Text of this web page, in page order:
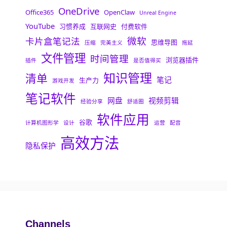
Office365 OneDrive OpenClaw Unreal Engine
YouTube 习惯养成 互联网史 付费软件
卡片盒笔记法 压缩 完美主义 微软 思维导图 拖延
插件 文件管理 时间管理 是否值得买 浏览器插件
清单 游戏开发 生产力 知识管理 笔记
笔记软件 经验分享 网盘 舒适圈 视频剪辑
计算机图形学 设计 谷歌 软件应用 运营 配音
隐私保护 高效方法
Channels